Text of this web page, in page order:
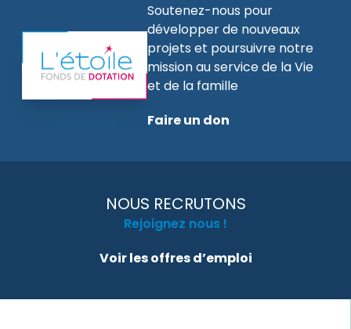
Soutenez-nous pour
développer de nouveaux
projets et poursuivre notre
mission au service de la Vie
et de la famille
Faire un don
NOUS RECRUTONS
Rejoignez nous !
Voir les offres d’emploi